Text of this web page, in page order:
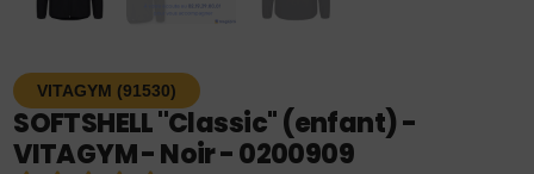
VITAGYM (91530)
SOFTSHELL ''Classic'' (enfant) -
VITAGYM - Noir - 0200909